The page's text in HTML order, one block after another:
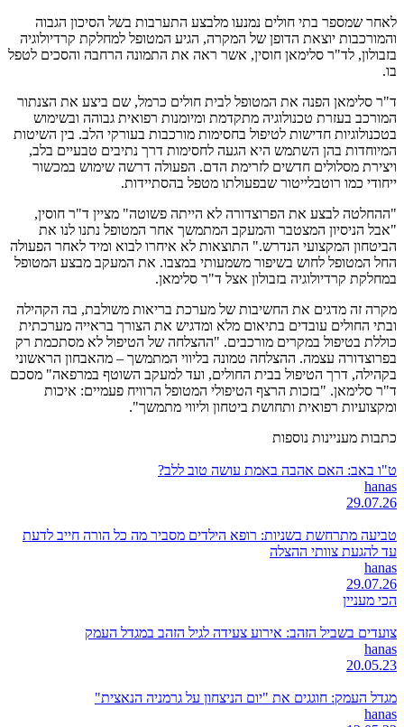
לאחר שמספר בתי חולים נמנעו מלבצע התערבות בשל הסיכון הגבוה
והמורכבות יוצאת הדופן של המקרה, הגיע המטופל למחלקת קרדיולוגיה
בזבולון, לד"ר סלימאן חוסין, אשר ראה את התמונה הרחבה והסכים לטפל
בו.
ד"ר סלימאן הפנה את המטופל לבית חולים כרמל, שם ביצע את הצנתור
המורכב בעזרת טכנולוגיה מתקדמת ומיומנות רפואית גבוהה ובשימוש
בטכנולוגיות חדישות לטיפול בחסימות מורכבות בעורקי הלב. בין השיטות
המיוחדות בהן השתמש היא הגעה לחסימות דרך נתיבים טבעיים בלב,
ויצירת מסלולים חדשים לזרימת הדם. הפעולה דרשה שימוש במכשור
ייחודי כמו רוטבלייטור שבפעולתו מטפל בהסתיידות.
"ההחלטה לבצע את הפרוצדורה לא הייתה פשוטה" מציין ד"ר חוסין,
"אבל הניסיון המצטבר והמעקב המתמשך אחר המטופל נתנו לנו את
הביטחון המקצועי הנדרש." התוצאות לא איחרו לבוא ומיד לאחר הפעולה
החל המטופל לחוש בשיפור משמעותי במצבו. את המעקב מבצע המטופל
במחלקת קרדיולוגיה בזבולון אצל ד"ר סלימאן.
מקרה זה מדגים את החשיבות של מערכת בריאות משולבת, בה הקהילה
ובתי החולים עובדים בתיאום מלא ומדגיש את הצורך בראייה מערכתית
כוללת בטיפול במקרים מורכבים. "ההצלחה של הטיפול לא מסתכמת רק
בפרוצדורה עצמה. ההצלחה טמונה בליווי המתמשך – מהאבחון הראשוני
בקהילה, דרך הטיפול בבית החולים, ועד למעקב השוטף במרפאה" מסכם
ד"ר סלימאן. "בזכות הרצף הטיפולי המטופל הרוויח פעמיים: איכות
ומקצועיות רפואית ותחושת ביטחון וליווי מתמשך".
כתבות מעניינות נוספות
ט"ו באב: האם אהבה באמת עושה טוב ללב?
hanas
29.07.26
טביעה מתרחשת בשניות: רופא הילדים מסביר מה כל הורה חייב לדעת
עד להגעת צוותי ההצלה
hanas
29.07.26
הכי מעניין
צועדים בשביל הזהב: אירוע צעידה לגיל הזהב במגדל העמק
hanas
20.05.23
מגדל העמק: חוגגים את "יום הניצחון על גרמניה הנאצית"
hanas